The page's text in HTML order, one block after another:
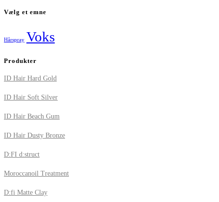
Vælg et emne
Hårspray Voks
Produkter
ID Hair Hard Gold
ID Hair Soft Silver
ID Hair Beach Gum
ID Hair Dusty Bronze
D:FI d:struct
Moroccanoil Treatment
D:fi Matte Clay